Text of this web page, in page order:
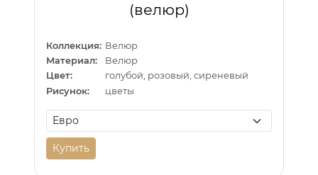
(велюр)
Коллекция: Велюр
Материал:
Велюр
Цвет:
голубой, розовый, сиреневый
Рисунок:
цветы
Купить